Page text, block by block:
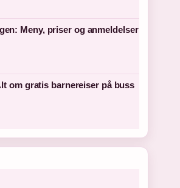
Meny, priser og anmeldelser
om gratis barnereiser på buss